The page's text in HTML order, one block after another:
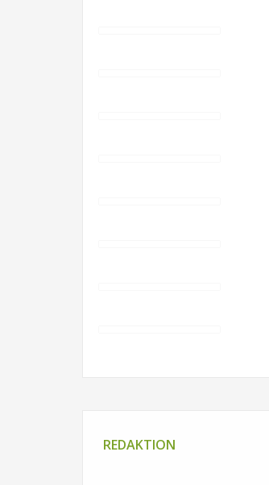
REDAKTION